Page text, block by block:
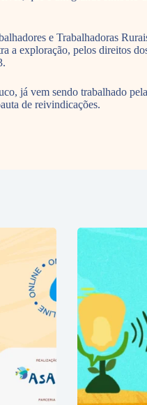
e Trabalhadoras
exploração, pelos direitos
já vem sendo trabalhado
de reivindicações.